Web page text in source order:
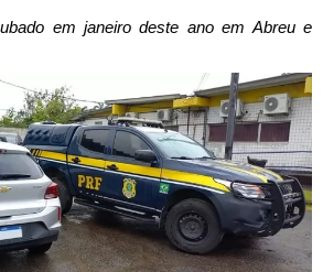
em janeiro deste ano em Abreu e